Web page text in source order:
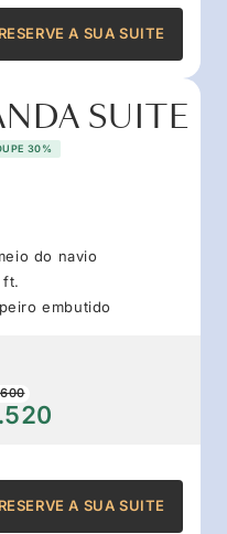
RESERVE A SUA SUITE
SUITE
30%
do navio
ft.
embutido
RESERVE A SUA SUITE